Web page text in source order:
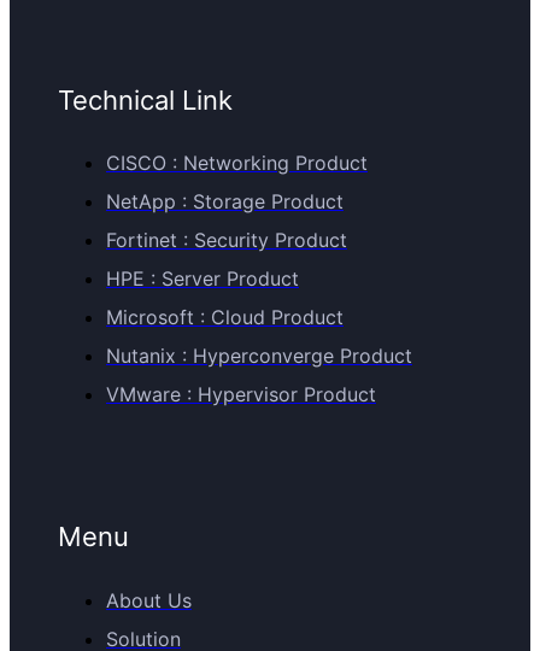
Technical Link
CISCO : Networking Product
NetApp : Storage Product
Fortinet : Security Product
HPE : Server Product
Microsoft : Cloud Product
Nutanix : Hyperconverge Product
VMware : Hypervisor Product
Menu
About Us
Solution